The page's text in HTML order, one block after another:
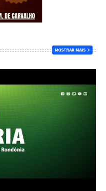
MOSTRAR MAIS